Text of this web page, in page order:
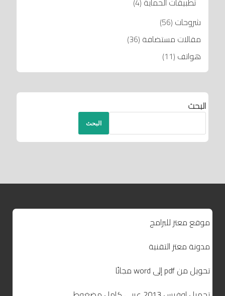
شروحات (56)
مقالات مستضافة (36)
هواتف (11)
البحث
البحث
موقع معتز للبرامج
مدونة معتز التقنية
تحويل من pdf إلى word مجانًا